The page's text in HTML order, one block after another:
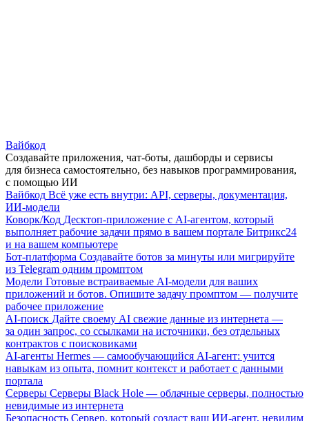
Вайбкод
Создавайте приложения, чат-боты, дашборды и сервисы
для бизнеса самостоятельно, без навыков программирования,
с помощью ИИ
Вайбкод Всё уже есть внутри: API, серверы, документация,
ИИ-модели
Коворк/Код Десктоп-приложение с AI-агентом, который
выполняет рабочие задачи прямо в вашем портале Битрикс24
и на вашем компьютере
Бот-платформа Создавайте ботов за минуты или мигрируйте
из Telegram одним промптом
Модели Готовые встраиваемые AI-модели для ваших
приложений и ботов. Опишите задачу промптом — получите
рабочее приложение
AI-поиск Дайте своему AI свежие данные из интернета —
за один запрос, со ссылками на источники, без отдельных
контрактов с поисковиками
AI-агенты Hermes — самообучающийся AI-агент: учится
навыкам из опыта, помнит контекст и работает с данными
портала
Серверы Серверы Black Hole — облачные серверы, полностью
невидимые из интернета
Безопасность Сервер, который создаст ваш ИИ-агент, невидим